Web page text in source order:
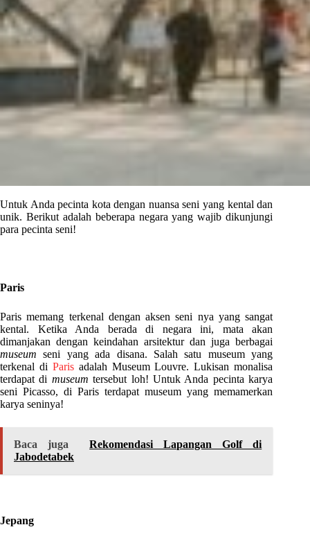
Untuk Anda pecinta kota dengan nuansa seni yang kental dan
unik. Berikut adalah beberapa negara yang wajib dikunjungi
para pecinta seni!
Paris
Paris memang terkenal dengan aksen seni nya yang sangat
kental. Ketika Anda berada di negara ini, mata akan
dimanjakan dengan keindahan arsitektur dan juga berbagai
museum seni yang ada disana. Salah satu museum yang
terkenal di Parisadalah Museum Louvre. Lukisan monalisa
terdapat di museum tersebut loh! Untuk Anda pecinta karya
seni Picasso, di Paris terdapat museum yang memamerkan
karya seninya!
Baca juga
Rekomendasi Lapangan Golf di
Jabodetabek
Jepang